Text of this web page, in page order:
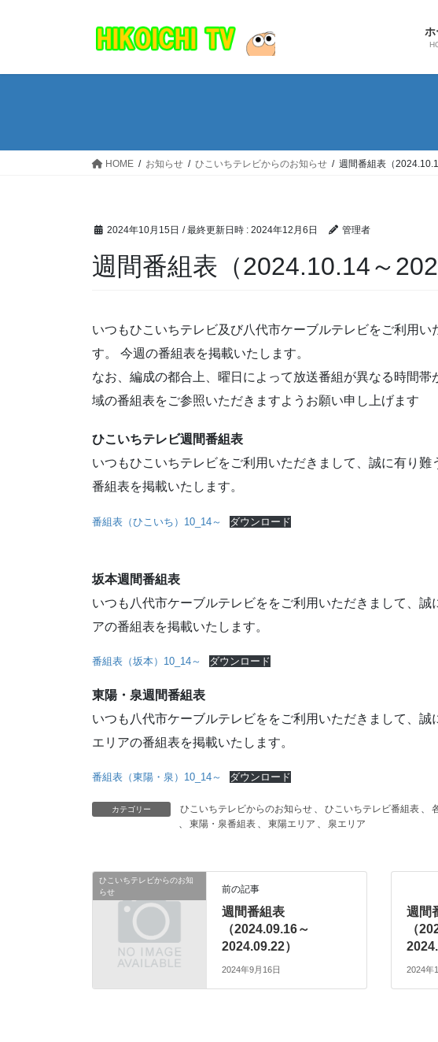
ホ
HOME お知らせ ひこいちテレビからのお知らせ 週間番組表（
2024年10月15日 / 最終更新日時 : 2024年12月6日 管理者
週間番組表（2024.10.14～
いつもひこいちテレビ及び八代市ケーブルテレビをご利用い
す。 今週の番組表を掲載いたします。
なお、編成の都合上、曜日によって放送番組が異なる時間
域の番組表をご参照いただきますようお願い申し上げます
ひこいちテレビ週間番組表
いつもひこいちテレビをご利用いただきまして、誠に有り
番組表を掲載いたします。
番組表（ひこいち）10_14～ ダウンロード
坂本週間番組表
いつも八代市ケーブルテレビををご利用いただきまして、誠
アの番組表を掲載いたします。
番組表（坂本）10_14～ ダウンロード
東陽・泉週間番組表
いつも八代市ケーブルテレビををご利用いただきまして、
エリアの番組表を掲載いたします。
番組表（東陽・泉）10_14～ ダウンロード
カテゴリー ひこいちテレビからのお知らせ 、 ひこいちテレビ番組表 、
、
東陽・泉番組表 、 東陽エリア 、 泉エリア
ひこいちテレビからのお知
らせ
前の記事
週間番組表
（2024.09.16～
2024.09.22）
2024年9月16日
週間
（
2024年